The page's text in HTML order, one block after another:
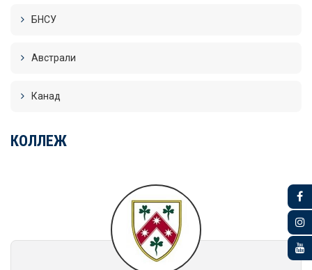
БНСУ
Австрали
Канад
КОЛЛЕЖ